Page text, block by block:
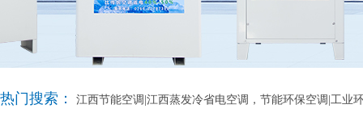
热门搜索： 江西节能空调|江西蒸发冷省电空调，节能环保空调|工业